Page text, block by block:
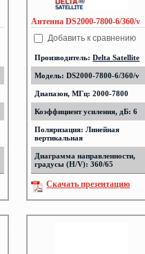
Антенна DS2000-7800-6/360/v
Добавить к сравнению
Производитель:Delta Satellite
Модель: DS2000-7800-6/360/v
Диапазон, МГц: 2000-7800
Коэффициент усиления, дБ: 6
Поляризация: Линейная
вертикальная
Диаграмма направленности,
градусы (H/V): 360/65
Скачать презентацию